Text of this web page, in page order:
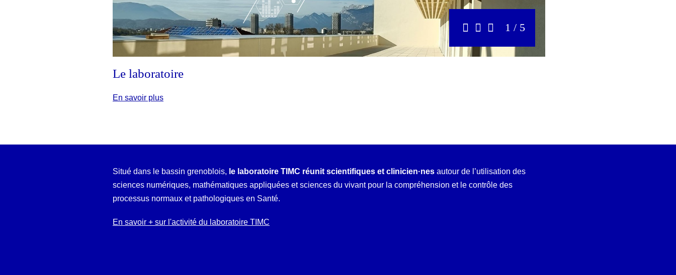
Précédent
StopSuivant
1 / 5
Le laboratoire
En savoir plus
Situé dans le bassin grenoblois, le laboratoire TIMC réunit scientifiques et clinicien·nes autour de l’utilisation des
sciences numériques, mathématiques appliquées et sciences du vivant pour la compréhension et le contrôle des
processus normaux et pathologiques en Santé.
En savoir + sur l'activité du laboratoire TIMC